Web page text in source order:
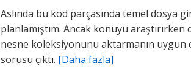
Aslında bu kod parçasında temel dosya
planlamıştım. Ancak konuyu
nesne koleksiyonunu aktarmanın uygun
sorusu çıktı. [Daha fazla]